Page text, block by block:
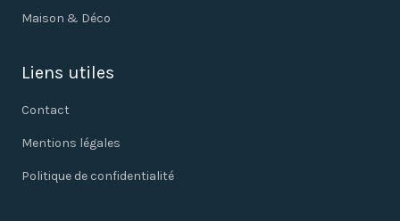
Maison & Déco
Liens utiles
Contact
Mentions légales
Politique de confidentialité